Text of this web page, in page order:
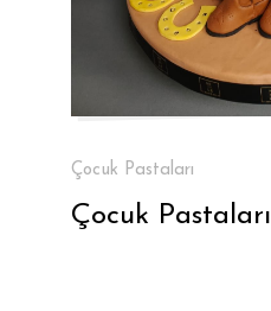
Çocuk Pastaları
Çocuk Pastaları